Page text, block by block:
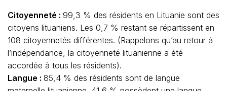
Citoyenneté : 99,3 % des résidents en Lituanie sont des
citoyens lituaniens. Les 0,7 % restant se répartissent en
108 citoyennetés différentes. (Rappelons qu’au retour à
l’indépendance, la citoyenneté lituanienne a été
accordée à tous les résidents).
Langue : 85,4 % des résidents sont de langue